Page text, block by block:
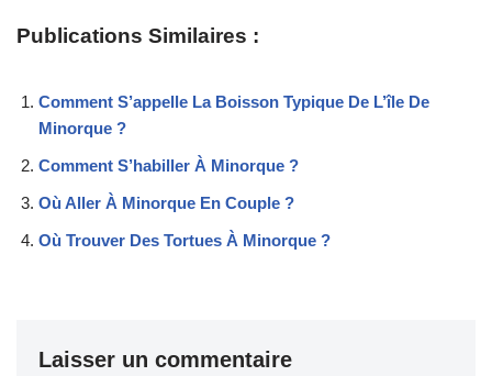
Publications Similaires :
Comment S’appelle La Boisson Typique De L’île De
Minorque ?
Comment S’habiller À Minorque ?
Où Aller À Minorque En Couple ?
Où Trouver Des Tortues À Minorque ?
Laisser un commentaire